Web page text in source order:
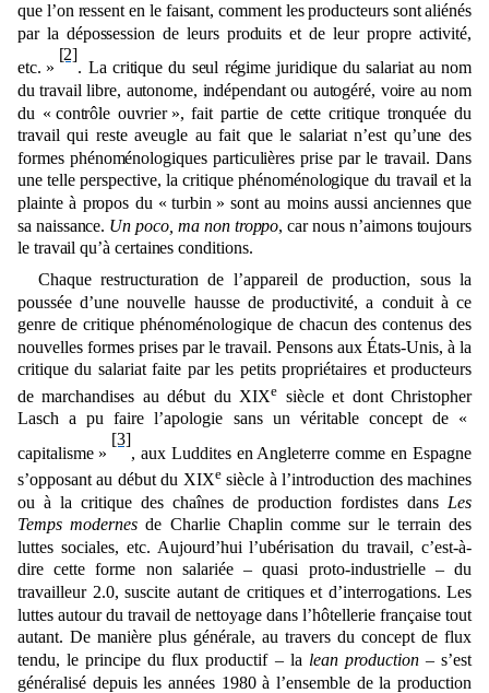
que l’on ressent en le faisant, comment les producteurs sont aliénés
par la dépossession de leurs produits et de leur propre activité,
etc. »
[2]
. La critique du seul régime juridique du salariat au nom
du travail libre, autonome, indépendant ou autogéré, voire au nom
du « contrôle ouvrier », fait partie de cette critique tronquée du
travail qui reste aveugle au fait que le salariat n’est qu’une des
formes phénoménologiques particulières prise par le travail. Dans
une telle perspective, la critique phénoménologique du travail et la
plainte à propos du « turbin » sont au moins aussi anciennes que
sa naissance. Un poco, ma non troppo, car nous n’aimons toujours
le travail qu’à certaines conditions.
Chaque restructuration de l’appareil de production, sous la
poussée d’une nouvelle hausse de productivité, a conduit à ce
genre de critique phénoménologique de chacun des contenus des
nouvelles formes prises par le travail. Pensons aux États-Unis, à la
critiquedu salariat faite par les petits propriétaires et producteurs
de marchandises au début du XIXe siècle et dont Christopher
Lasch a pu faire l’apologie sans un véritable concept de «
capitalisme »
[3]
, aux Luddites en Angleterre comme en Espagne
s’opposant au début du XIXesiècle à l’introduction des machines
ou à la critique des chaînes de production fordistes dans Les
Temps modernes de Charlie Chaplin comme sur le terrain des
luttes sociales, etc. Aujourd’hui l’ubérisation du travail, c’est-à-
dire cette forme non salariée – quasi proto-industrielle ‒ du
travailleur 2.0, suscite autant de critiques et d’interrogations. Les
luttes autour du travail de nettoyage dans l’hôtellerie française tout
autant. De manière plus générale, au travers du concept de flux
tendu, le principe du flux productif – la lean production – s’est
généralisé depuis les années 1980à l’ensemble de la production